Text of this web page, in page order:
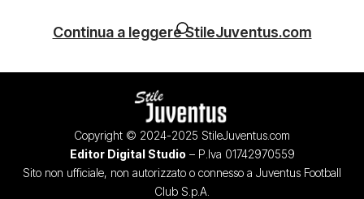
Continua a leggere StileJuventus.com
Copyright © 2024-2025 StileJuventus.com
Editor Digital Studio – P.Iva 01742970559
Sito non ufficiale, non autorizzato o connesso a Juventus Football
Club S.p.A.